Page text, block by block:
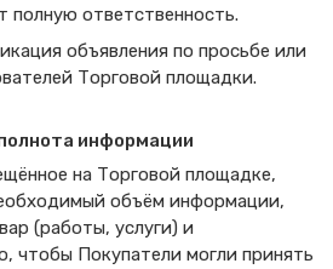
полную ответственность.
объявления по просьбе или
Торговой площадки.
информации
на Торговой площадке,
объём информации,
(работы, услуги) и
чтобы Покупатели могли принять